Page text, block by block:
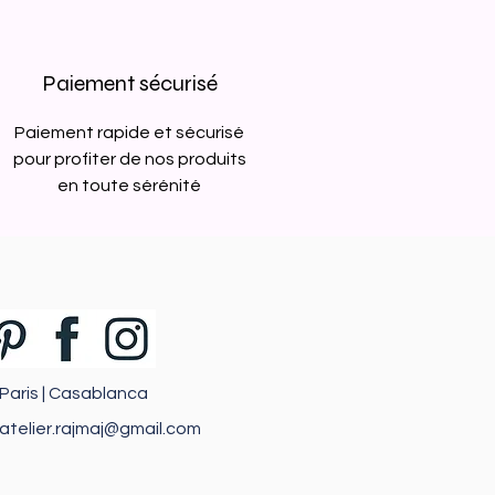
Paiement sécurisé
Paiement rapide et sécurisé
pour profiter de nos produits
en toute sérénité
Paris | Casablanca
atelier.rajmaj@gmail.com